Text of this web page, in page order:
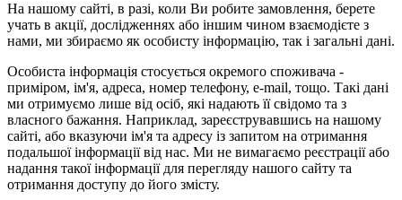
На нашому сайті, в разі, коли Ви робите замовлення, берете
учать в акції, дослідженнях або іншим чином взаємодієте з
нами, ми збираємо як особисту інформацію, так і загальні дані.
Особиста інформація стосується окремого споживача -
приміром, ім'я, адреса, номер телефону, e-mail, тощо. Такі дані
ми отримуємо лише від осіб, які надають її свідомо та з
власного бажання. Наприклад, зареєструвавшись на нашому
сайті, або вказуючи ім'я та адресу із запитом на отримання
подальшої інформації від нас. Ми не вимагаємо реєстрації або
надання такої інформації для перегляду нашого сайту та
отримання доступу до його змісту.